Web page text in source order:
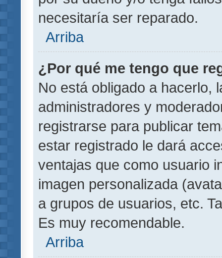
necesitaría ser reparado.
Arriba
¿Por qué me tengo que
No está obligado a hacerlo,
administradores y
registrarse para publicar
estar registrado le dará
ventajas que como usuario
imagen personalizada
a grupos de usuarios, etc.
Es muy recomendable.
Arriba